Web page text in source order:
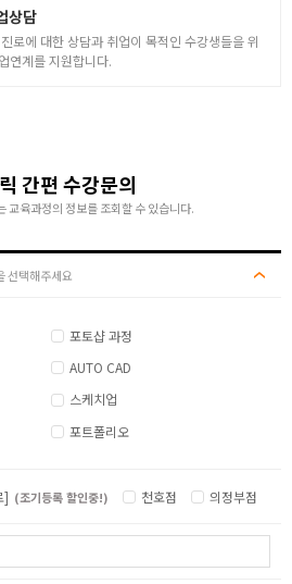
표현 및 컬러링
방법 학습 및 연습
면표시 기호도 등의 쓰임새
면 및 입면 형태 드로잉
성
및 도기 작성
상담
로에 대한 상담과 취업이 목적인 수강생들을 위
연계를 지원합니다.
간편 수강문의
교육과정의 정보를 조회할 수 있습니다.
선택해주세요
포토샵 과정
AUTO CAD
스케치업
포트폴리오
] (조기등록 할인중!) 천호점 의정부점